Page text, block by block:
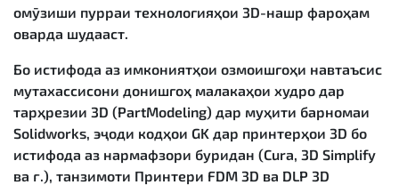
омӯзиши пурраи технологияҳои 3D-нашр фароҳам
оварда шудааст.
Бо истифода аз имкониятҳои озмоишгоҳи навтаъсис
мутахассисони донишгоҳ малакаҳои худро дар
тарҳрезии 3D (PartModeling) дар муҳити барномаи
Solidworks, эҷоди кодҳои GK дар принтерҳои 3D бо
истифода аз нармафзори буридан (Cura, 3D Simplify
ва ғ.), танзимоти Принтери FDM 3D ва DLP 3D